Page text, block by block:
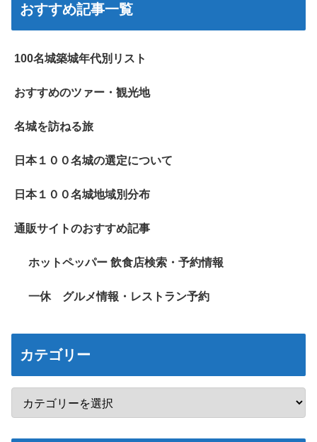
おすすめ記事一覧
100名城築城年代別リスト
おすすめのツァー・観光地
名城を訪ねる旅
日本１００名城の選定について
日本１００名城地域別分布
通販サイトのおすすめ記事
ホットペッパー 飲食店検索・予約情報
一休 グルメ情報・レストラン予約
カテゴリー